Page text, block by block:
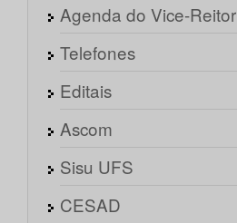
Agenda do Vice-Reitor
Telefones
Editais
Ascom
Sisu UFS
CESAD